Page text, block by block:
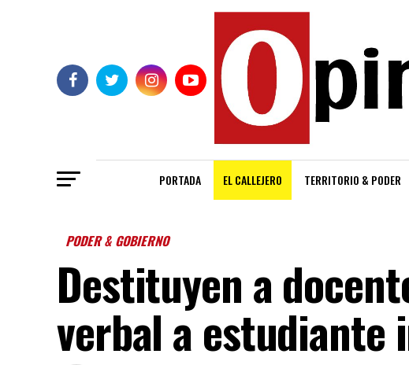
PORTADA EL CALLEJERO TERRITORIO & PODER
PODER & GOBIERNO
Destituyen a
verbal a estudiante